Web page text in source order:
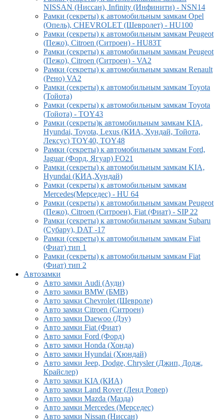
NISSAN (Ниссан), Infinity (Инфинити) - NSN14
Рамки (секреты) к автомобильным замкам Opel
(Опель), CHEVROLET (Шевролет) - HU100
Рамки (секреты) к автомобильным замкам Peugeot
(Пежо), Citroen (Ситроен) - HU83T
Рамки (секреты) к автомобильным замкам Peugeot
(Пежо), Citroen (Ситроен) - VA2
Рамки (секреты) к автомобильным замкам Renault
(Рено) VA2
Рамки (секреты) к автомобильным замкам Toyota
(Тойота)
Рамки (секреты) к автомобильным замкам Toyota
(Тойота) - TOY43
Рамки (секреты)к автомобильным замкам KIA,
Hyundai, Toyota, Lexus (КИА, Хундай, Тойота,
Лексус) TOY40, TOY48
Рамки (секреты) к автомобильным замкам Ford,
Jaguar (Форд, Ягуар) FO21
Рамки (секреты) к автомобильным замкам KIA,
Hyundai (КИА,Хундай)
Рамки (секреты) к автомобильным замкам
Mercedes(Мерседес) - HU 64
Рамки (секреты) к автомобильным замкам Peugeot
(Пежо), Citroen (Ситроен), Fiat (Фиат) - SIP 22
Рамки (секреты) к автомобильным замкам Subaru
(Субару), DAT -17
Рамки (секреты) к автомобильным замкам Fiat
(Фиат) тип 1
Рамки (секреты) к автомобильным замкам Fiat
(Фиат) тип 2
Автозамки
Авто замки Audi (Ауди)
Авто замки BMW (БМВ)
Авто замки Chevrolet (Шевроле)
Авто замки Citroen (Ситроен)
Авто замки Daewoo (Дэу)
Авто замки Fiat (Фиат)
Авто замки Ford (Форд)
Авто замки Honda (Хонда)
Авто замки Hyundai (Хюндай)
Авто замки Jeep, Dodge, Chrysler (Джип, Додж,
Крайслер)
Авто замки KIA (КИА)
Авто замки Land Rover (Ленд Ровер)
Авто замки Mazda (Мазда)
Авто замки Mercedes (Мерседес)
Авто замки Nissan (Ниссан)